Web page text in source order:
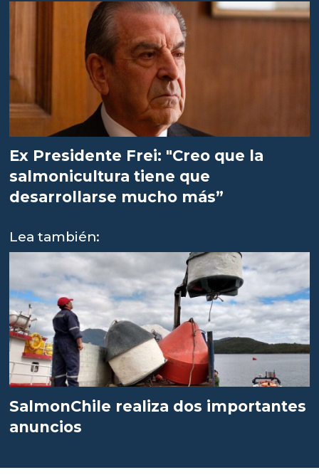
Ex Presidente Frei: "Creo que la
salmonicultura tiene que
desarrollarse mucho más”
Lea también:
SalmonChile realiza dos importantes
anuncios